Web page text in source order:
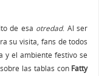
de esa otredad. Al ser
su visita, fans de todos
y el ambiente festivo se
las tablas con Fatty